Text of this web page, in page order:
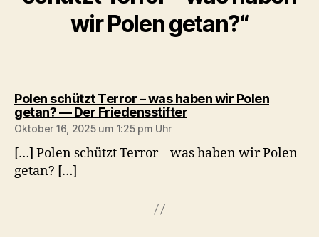
wir Polen getan?“
Polen schützt Terror – was haben wir Polen
getan? — Der Friedensstiftersagt:
Oktober 16, 2025 um 1:25 pm Uhr
[…] Polen schützt Terror – was haben wir Polen
getan? […]